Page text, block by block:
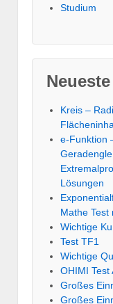
Studium
Kreis –
e-Funktion
Lösungen
Mathe Test
Wichtige
Test TF1
Wichtige
OHIMI Test
Großes
Großes